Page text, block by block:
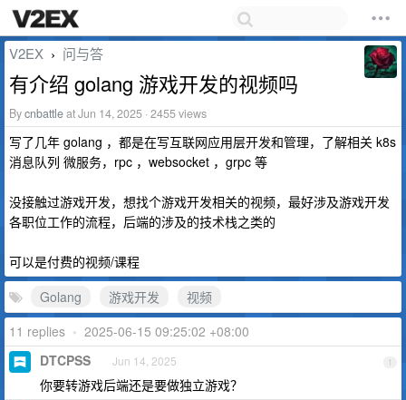
V2EX › 问与答
有介绍 golang 游戏开发的视频吗
Bycnbattleat Jun 14, 2025 · 2455 views
写了几年 golang ，都是在写互联网应用层开发和管理，了解相关 k8s
消息队列 微服务，rpc ，websocket ，grpc 等
没接触过游戏开发，想找个游戏开发相关的视频，最好涉及游戏开发
各职位工作的流程，后端的涉及的技术栈之类的
可以是付费的视频/课程
Golang
游戏开发
视频
11 replies • 2025-06-15 09:25:02 +08:00
1
DTCPSS Jun 14, 2025
你要转游戏后端还是要做独立游戏？